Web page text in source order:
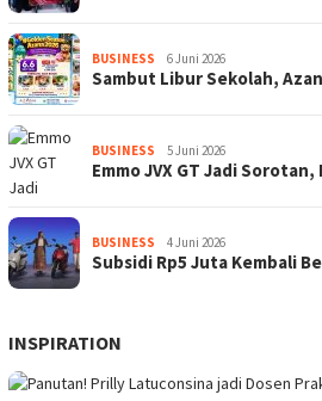
BUSINESS 6 Juni 2026
Sambut Libur Sekolah,
BUSINESS 5 Juni 2026
Emmo JVX GT Jadi
BUSINESS 4 Juni 2026
Subsidi Rp5 Juta Kembali
INSPIRATION